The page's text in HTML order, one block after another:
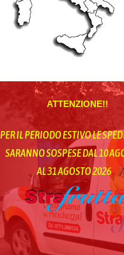
ATTENZIONE!!
PER IL PERIODO ESTIVO LE
SARANNO SOSPESE DAL 10
AL 31 AGOSTO 2026